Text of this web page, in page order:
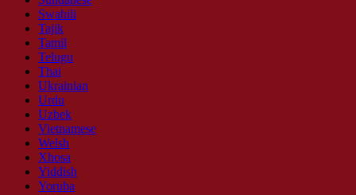
Swahili
Tajik
Tamil
Telugu
Thai
Ukrainian
Urdu
Uzbek
Vietnamese
Welsh
Xhosa
Yiddish
Yoruba